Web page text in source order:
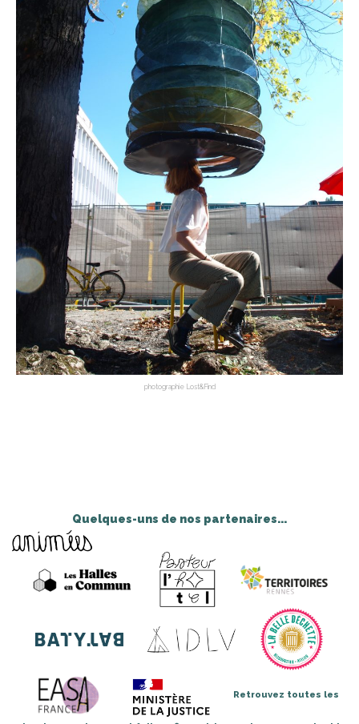
photographie Lost&Find
Quelques-uns de nos partenaires...
Retrouvez toutes les